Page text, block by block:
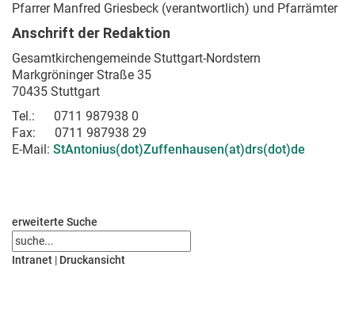
Pfarrer Manfred Griesbeck (verantwortlich) und Pfarrämter
Anschrift der Redaktion
Gesamtkirchengemeinde Stuttgart-Nordstern
Markgröninger Straße 35
70435 Stuttgart
Tel.: 0711 987938 0
Fax: 0711 987938 29
E-Mail: StAntonius(dot)Zuffenhausen(at)drs(dot)de
erweiterte Suche
Intranet | Druckansicht